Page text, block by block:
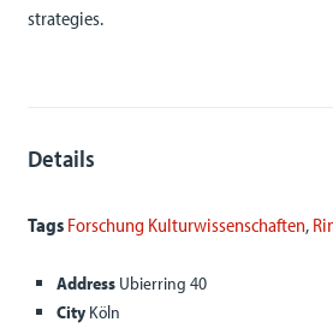
strategies.
Details
Tags Forschung Kulturwissenschaften,
AddressUbierring 40
CityKöln